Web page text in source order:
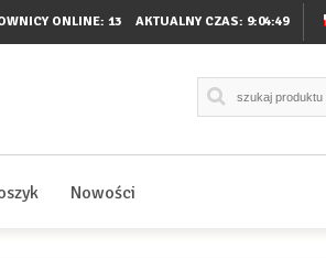
ONLINE: 13 AKTUALNY CZAS: 9:04:49
Nowości